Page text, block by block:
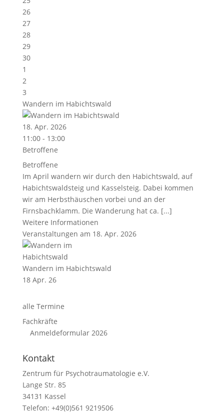
26
27
28
29
30
1
2
3
Wandern im Habichtswald
18. Apr. 2026
11:00 - 13:00
Betroffene
Betroffene
Im April wandern wir durch den Habichtswald, auf
Habichtswaldsteig und Kasselsteig. Dabei kommen
wir am Herbsthäuschen vorbei und an der
Firnsbachklamm. Die Wanderung hat ca. [...]
Weitere Informationen
Veranstaltungen am 18. Apr. 2026
Wandern im Habichtswald
18 Apr. 26
alle Termine
Fachkräfte
Anmeldeformular 2026
Kontakt
Zentrum für Psychotraumatologie e.V.
Lange Str. 85
34131 Kassel
Telefon: +49(0)561 9219506